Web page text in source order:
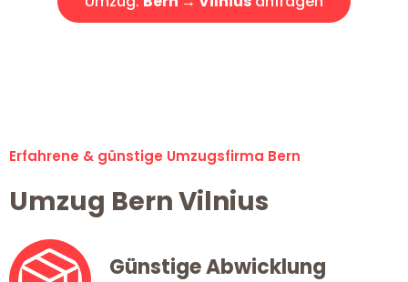
Erfahrene & günstige Umzugsfirma Bern
Umzug Bern Vilnius
Günstige Abwicklung